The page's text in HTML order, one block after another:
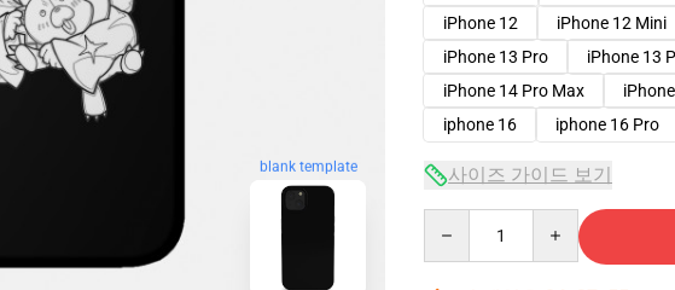
blank template
iPhone 12
iPhone 12 Mini
iPhone 13 Pro
iPhone 13
iPhone 14 Pro Max
iphone 16
iphone 16 Pro
사이즈 가이드 보기